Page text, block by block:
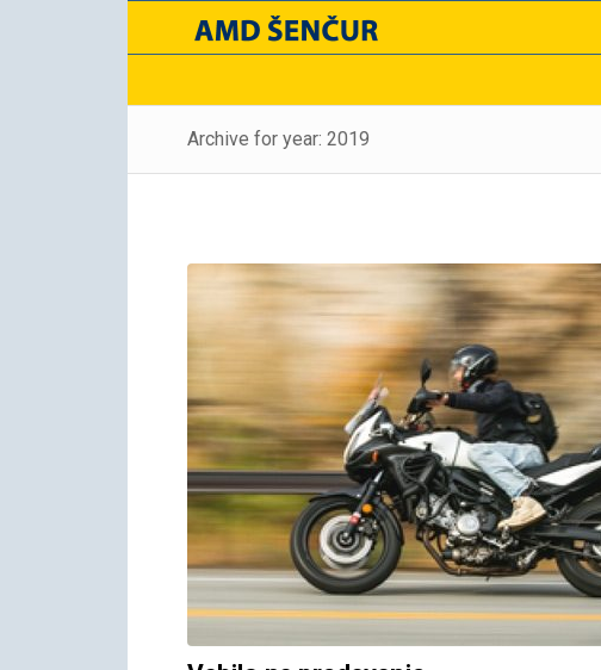
Archive for year: 2019